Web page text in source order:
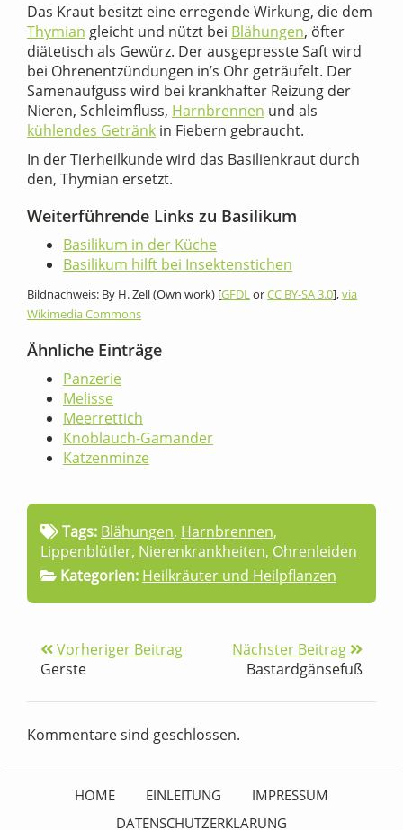
Das Kraut besitzt eine erregende Wirkung, die dem
Thymian gleicht und nützt bei Blähungen, öfter
diätetisch als Gewürz. Der ausgepresste Saft wird
bei Ohrenentzündungen in’s Ohr geträufelt. Der
Samenaufguss wird bei krankhafter Reizung der
Nieren, Schleimfluss, Harnbrennen und als
kühlendes Getränk in Fiebern gebraucht.
In der Tierheilkunde wird das Basilienkraut durch
den, Thymian ersetzt.
Weiterführende Links zu Basilikum
Basilikum in der Küche
Basilikum hilft bei Insektenstichen
Bildnachweis: By H. Zell (Own work) [GFDLorCC BY-SA 3.0],via
Wikimedia Commons
Ähnliche Einträge
Panzerie
Melisse
Meerrettich
Knoblauch-Gamander
Katzenminze
Tags: Blähungen, Harnbrennen,
Lippenblütler, Nierenkrankheiten, Ohrenleiden
Kategorien: Heilkräuter und Heilpflanzen
Vorheriger Beitrag
Gerste
Nächster Beitrag
Bastardgänsefuß
Kommentare sind geschlossen.
HOME EINLEITUNG
IMPRESSUM
DATENSCHUTZERKLÄRUNG